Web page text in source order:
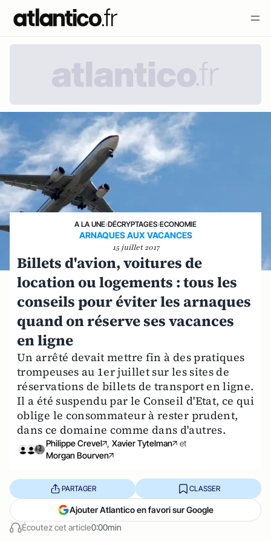
A LA UNE›DÉCRYPTAGES›ECONOMIE
ARNAQUES AUX VACANCES
15 juillet 2017
Billets d'avion, voitures de
location ou logements : tous les
conseils pour éviter les arnaques
quand on réserve ses vacances
en ligne
Un arrêté devait mettre fin à des pratiques
trompeuses au 1er juillet sur les sites de
réservations de billets de transport en ligne.
Il a été suspendu par le Conseil d'Etat, ce qui
oblige le consommateur à rester prudent,
dans ce domaine comme dans d'autres.
Philippe Crevel , Xavier Tytelman
et
Morgan Bourven
Écoutez cet article0:00min
PARTAGER CLASSER
Ajouter Atlantico en favori sur Google